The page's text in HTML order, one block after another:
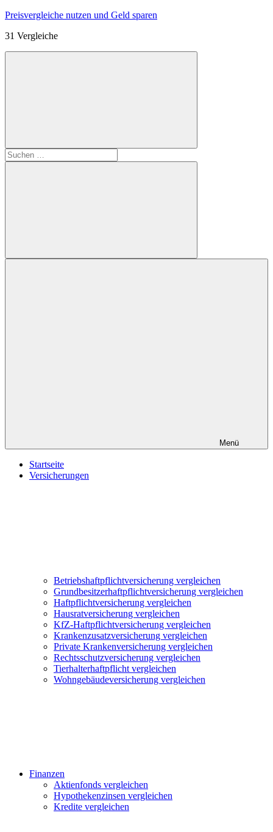
Zum
springen
Preisvergleiche nutzen und Geld sparen
31 Vergleiche
Suchen
nach:
Suchen
Menü
Startseite
Versicherungen
Betriebshaftpflichtversicherung vergleichen
Grundbesitzerhaftpflichtversicherung vergleichen
Haftpflichtversicherung vergleichen
Hausratversicherung vergleichen
KfZ-Haftpflichtversicherung vergleichen
Krankenzusatzversicherung vergleichen
Private Krankenversicherung vergleichen
Rechtsschutzversicherung vergleichen
Tierhalterhaftpflicht vergleichen
Wohngebäudeversicherung vergleichen
Finanzen
Aktienfonds vergleichen
Hypothekenzinsen vergleichen
Kredite vergleichen